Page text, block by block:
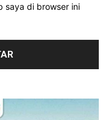
saya di browser ini